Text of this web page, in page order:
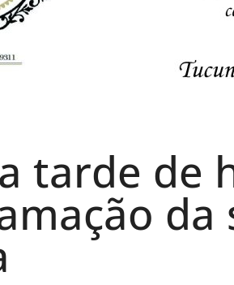
tarde de
da